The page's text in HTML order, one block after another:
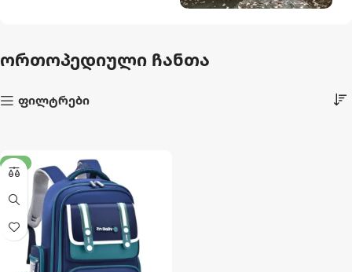
44 პროდუქტი
ორთოპედიული ჩანთა
ფილტრები
-27%